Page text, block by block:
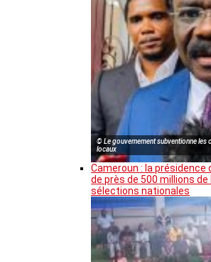
© Le gouvernement subventionne les
locaux
Cameroun : la présidence
de près de 500 millions de
sélections nationales